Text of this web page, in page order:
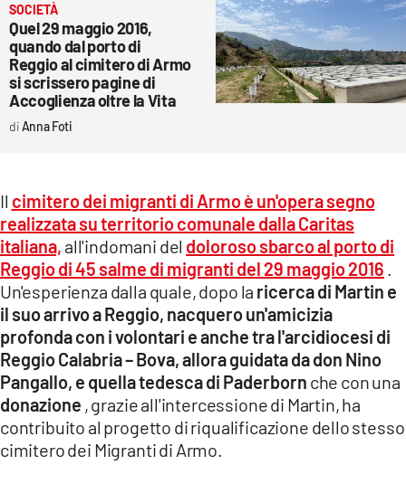
SOCIETÀ
Quel 29 maggio 2016,
quando dal porto di
Reggio al cimitero di Armo
si scrissero pagine di
Accoglienza oltre la Vita
Anna Foti
Il cimitero dei migranti di Armo è un'opera segno
realizzata su territorio comunale dalla Caritas
italiana, all'indomani del doloroso sbarco al porto di
Reggio di 45 salme di migranti del 29 maggio 2016
Un'esperienza dalla quale, dopo la ricerca di Martin e
il suo arrivo a Reggio, nacquero un'amicizia
profonda con i volontari e anche tra l'arcidiocesi di
Reggio Calabria – Bova, allora guidata da don Nino
Pangallo, e quella tedesca di Paderborn che con una
donazione , grazie all'intercessione di Martin, ha
contribuito al progetto di riqualificazione dello stesso
cimitero dei Migranti di Armo.